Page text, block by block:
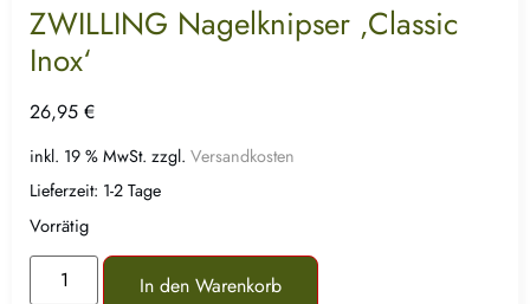
ZWILLING Nagelknipser ‚Classic
Inox‘
26,95 €
inkl. 19 % MwSt. zzgl. Versandkosten
Lieferzeit: 1-2 Tage
Vorrätig
In den Warenkorb